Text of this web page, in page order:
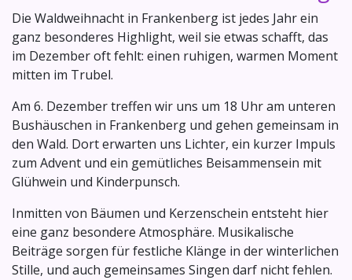
Die Waldweihnacht in Frankenberg ist jedes Jahr ein
ganz besonderes Highlight, weil sie etwas schafft, das
im Dezember oft fehlt: einen ruhigen, warmen Moment
mitten im Trubel.
Am 6. Dezember treffen wir uns um 18 Uhr am unteren
Bushäuschen in Frankenberg und gehen gemeinsam in
den Wald. Dort erwarten uns Lichter, ein kurzer Impuls
zum Advent und ein gemütliches Beisammensein mit
Glühwein und Kinderpunsch.
Inmitten von Bäumen und Kerzenschein entsteht hier
eine ganz besondere Atmosphäre. Musikalische
Beiträge sorgen für festliche Klänge in der winterlichen
Stille, und auch gemeinsames Singen darf nicht fehlen.